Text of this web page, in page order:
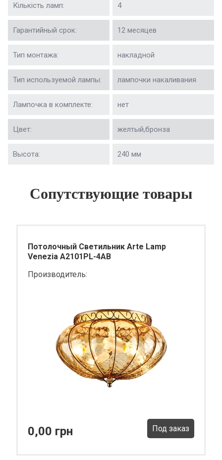
Кількість ламп: 4
Гарантийный срок: 12 месяцев
Тип монтажа: накладной
Тип используемой лампы: лампочки накаливания
Лампочка в комплекте: нет
Цвет: желтый,бронза
Высота: 240 мм
Сопутствующие товары
Потолочный Светильник Arte Lamp
Venezia A2101PL-4AB
Производитель:
0,00 грн Под заказ